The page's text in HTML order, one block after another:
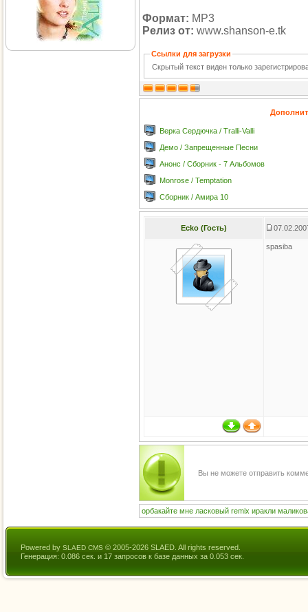
Формат: MP3
Релиз от: www.shanson-e.tk
Ссылки для загрузки
Скрытый текст виден только
Верка Сердючка / Tralli-Valli
Демо / Запрещенные Песни
Анонс / Сборник - 7 Альбомов
Monrose / Temptation
Сборник / Амира 10
Ecko (Гость)
spasiba
Вы не можете отправить
орбакайте мне ласковый remix иракли
Powered by SLAED CMS © 2005-2026 SLAED. All rights reserved.
Генерация: 0.086 сек. и 17 запросов к базе данных за 0.053 сек.